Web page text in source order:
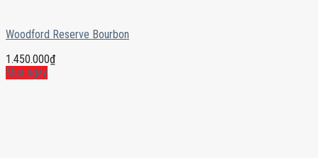
Woodford Reserve Bourbon
1.450.000₫
Mua ngay